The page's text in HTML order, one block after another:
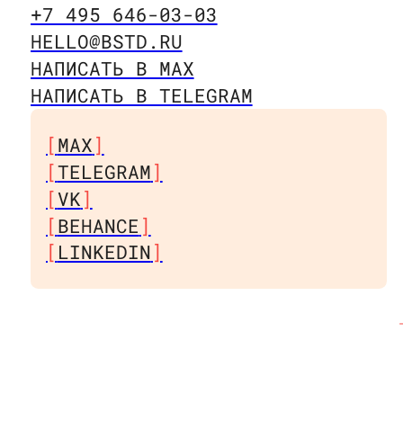
+7 495 646-03-03
+7 495 646-03-03
HELLO@BSTD.RU
HELLO@BSTD.RU
НАПИСАТЬ В MAX
НАПИСАТЬ В MAX
НАПИСАТЬ В TELEGRAM
НАПИСАТЬ В TELEGRAM
MAX
MAX
TELEGRAM
TELEGRAM
VK
VK
BEHANCE
BEHANCE
LINKEDIN